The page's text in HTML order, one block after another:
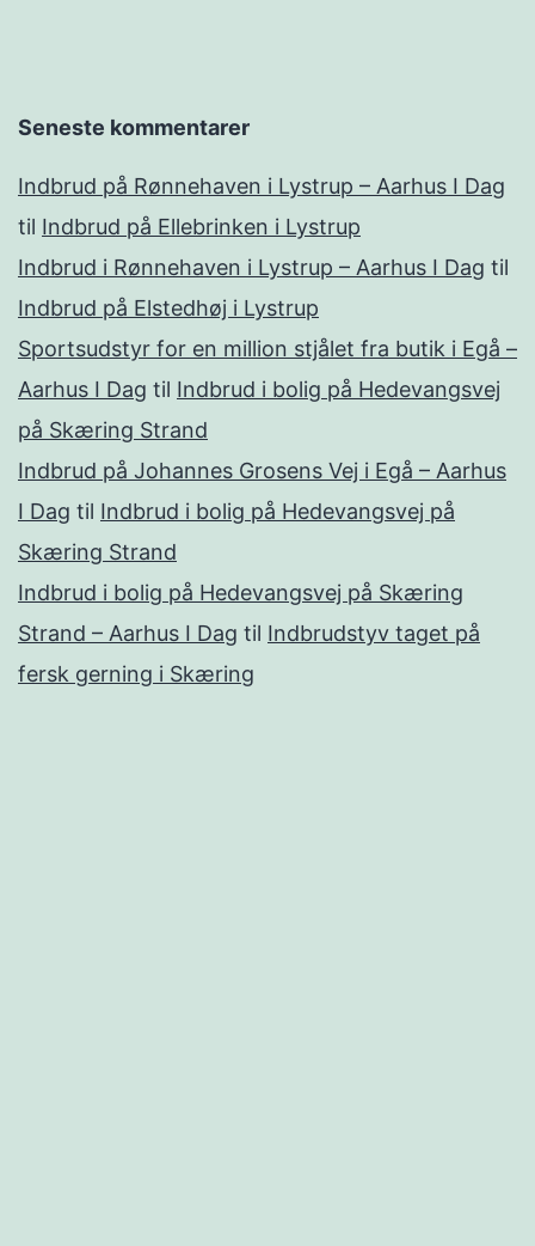
Seneste kommentarer
Indbrud på Rønnehaven i Lystrup – Aarhus I Dag
til Indbrud på Ellebrinken i Lystrup
Indbrud i Rønnehaven i Lystrup – Aarhus I Dag til
Indbrud på Elstedhøj i Lystrup
Sportsudstyr for en million stjålet fra butik i Egå –
Aarhus I Dag til Indbrud i bolig på Hedevangsvej
på Skæring Strand
Indbrud på Johannes Grosens Vej i Egå – Aarhus
I Dag til Indbrud i bolig på Hedevangsvej på
Skæring Strand
Indbrud i bolig på Hedevangsvej på Skæring
Strand – Aarhus I Dag til Indbrudstyv taget på
fersk gerning i Skæring